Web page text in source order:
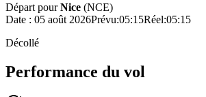
Départ pour Nice (NCE)
Date : 05 août 2026Prévu:05:15Réel:05:15
Décollé
Performance du vol